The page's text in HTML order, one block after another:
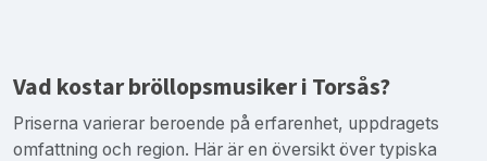
Vad kostar bröllopsmusiker i Torsås?
Priserna varierar beroende på erfarenhet, uppdragets
omfattning och region. Här är en översikt över typiska